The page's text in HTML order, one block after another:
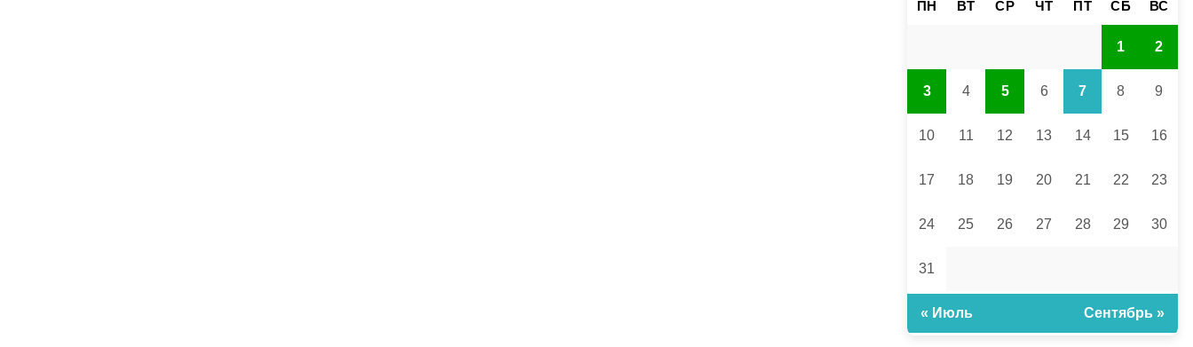
ПН ВТ СР ЧТ ПТ СБ ВС
1 2
3 4 5 6 7 8 9
10 11 12 13 14 15 16
17 18 19 20 21 22 23
24 25 26 27 28 29 30
31
« Июль Сентябрь »